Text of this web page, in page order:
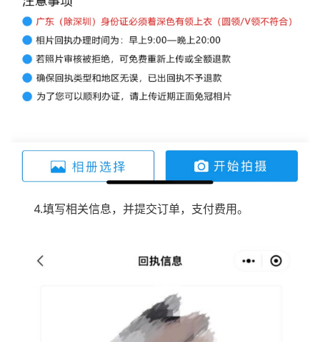
4.填写相关信息，并提交订单，支付费用。